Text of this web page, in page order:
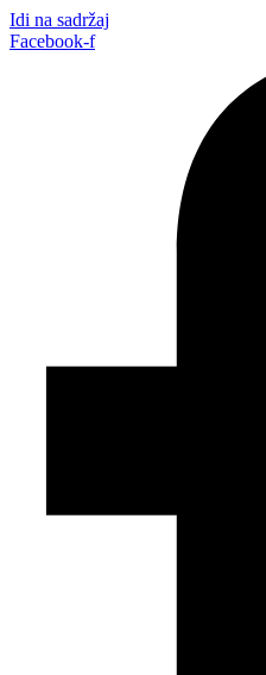
Idi na sadržaj
Facebook-f